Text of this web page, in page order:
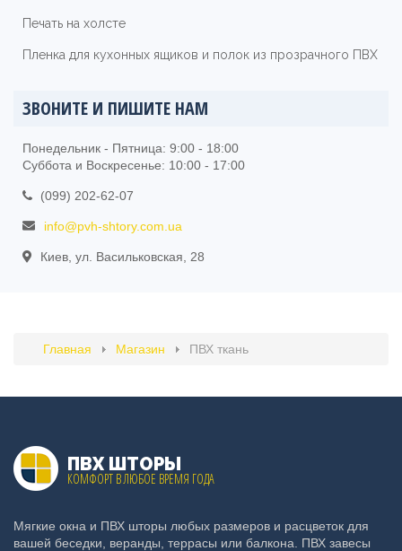
Печать на холсте
Пленка для кухонных ящиков и полок из прозрачного ПВХ
ЗВОНИТЕ И ПИШИТЕ НАМ
Понедельник - Пятница: 9:00 - 18:00
Суббота и Воскресенье: 10:00 - 17:00
(099) 202-62-07
info@pvh-shtory.com.ua
Киев, ул. Васильковская, 28
Главная Магазин ПВХ ткань
ПВХ ШТОРЫ
КОМФОРТ В ЛЮБОЕ ВРЕМЯ ГОДА
Мягкие окна и ПВХ шторы любых размеров и расцветок для
вашей беседки, веранды, террасы или балкона. ПВХ завесы